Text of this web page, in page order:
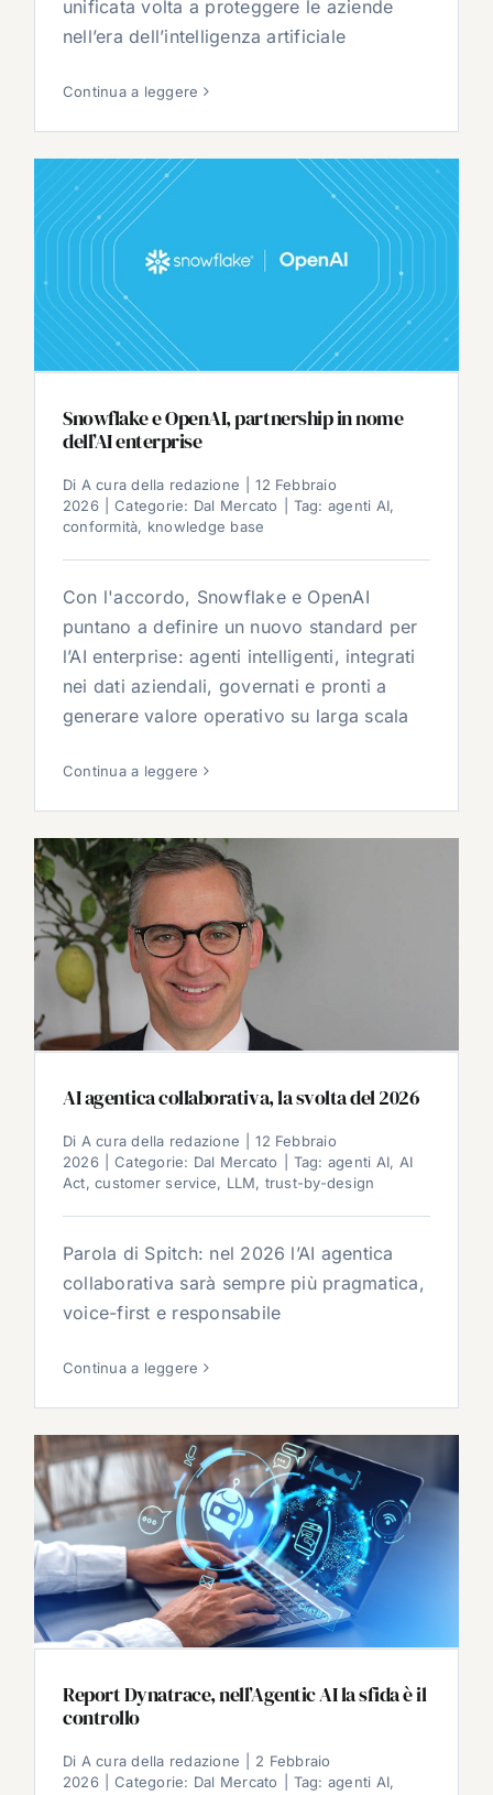
unificata volta a proteggere le aziende
nell’era dell’intelligenza artificiale
Continua a leggere
Snowflake e OpenAI, partnership in nome
dell’AI enterprise
Di A cura della redazione
12 Febbraio
2026
Categorie: Dal Mercato Tag: agenti AI,
conformità, knowledge base
Con l'accordo, Snowflake e OpenAI
puntano a definire un nuovo standard per
l’AI enterprise: agenti intelligenti, integrati
nei dati aziendali, governati e pronti a
generare valore operativo su larga scala
Continua a leggere
AI agentica collaborativa, la svolta del 2026
Di A cura della redazione
12 Febbraio
2026
Categorie: Dal Mercato Tag: agenti AI, AI
Act,customer service, LLM, trust-by-design
Parola di Spitch: nel 2026 l’AI agentica
collaborativa sarà sempre più pragmatica,
voice-first e responsabile
Continua a leggere
Report Dynatrace, nell’Agentic AI la sfida è il
controllo
Di A cura della redazione
2 Febbraio
2026
Categorie: Dal Mercato Tag: agenti AI,